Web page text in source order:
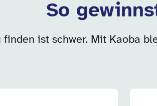
So
finden ist schwer. Mit Kaoba